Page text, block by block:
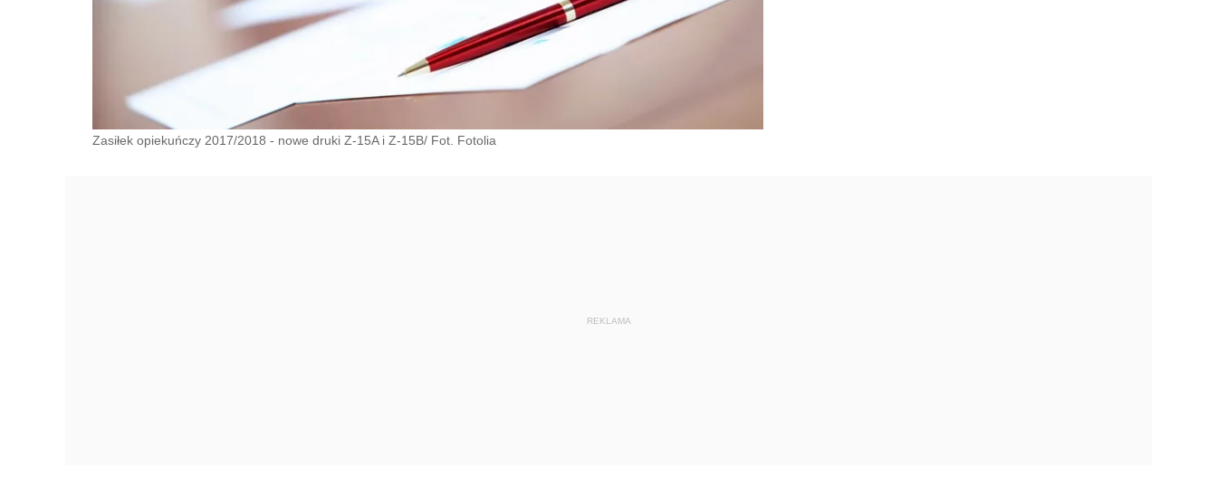
Zasiłek opiekuńczy 2017/2018 - nowe druki Z-15A i Z-15B/ Fot. Fotolia